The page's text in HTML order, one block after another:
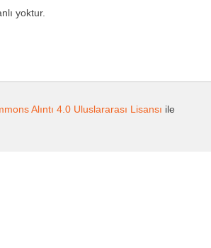
yoktur.
Alıntı 4.0 Uluslararası Lisansı ile